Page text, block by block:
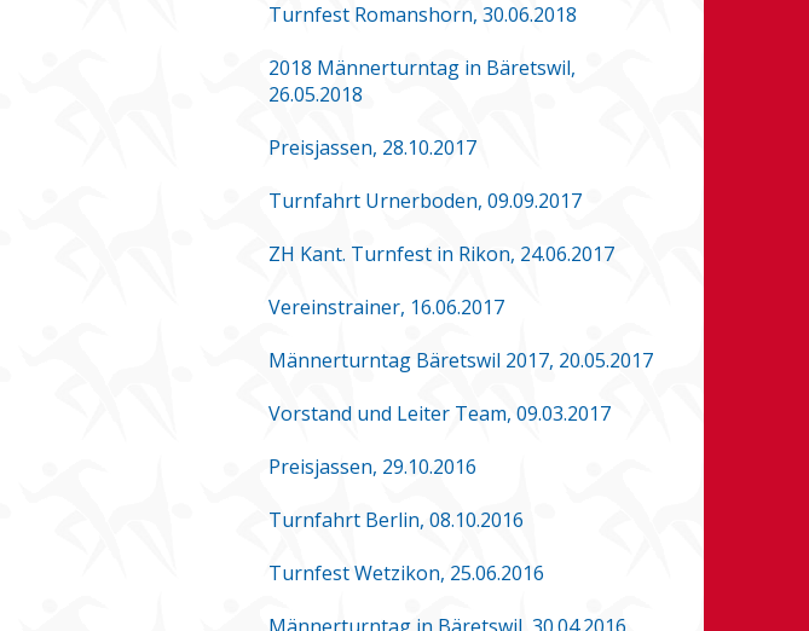
Turnfest Romanshorn, 30.06.2018
2018 Männerturntag in Bäretswil,
26.05.2018
Preisjassen, 28.10.2017
Turnfahrt Urnerboden, 09.09.2017
ZH Kant. Turnfest in Rikon, 24.06.2017
Vereinstrainer, 16.06.2017
Männerturntag Bäretswil 2017, 20.05.2017
Vorstand und Leiter Team, 09.03.2017
Preisjassen, 29.10.2016
Turnfahrt Berlin, 08.10.2016
Turnfest Wetzikon, 25.06.2016